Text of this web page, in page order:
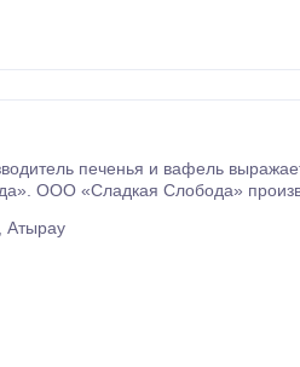
печенья и вафель
и
Атырау